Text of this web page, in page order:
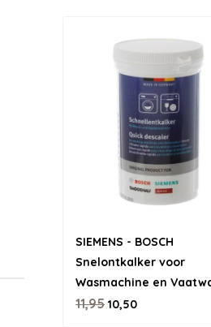
SIEMENS - BOSCH
Snelontkalker voor
Wasmachine en
11,95 10,50